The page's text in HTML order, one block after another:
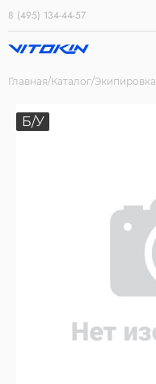
8 (495) 134-44-57
Главная Каталог Экипировка
Б/У